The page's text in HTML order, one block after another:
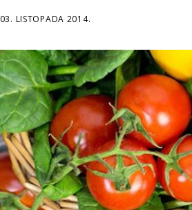
03. LISTOPADA 2014.